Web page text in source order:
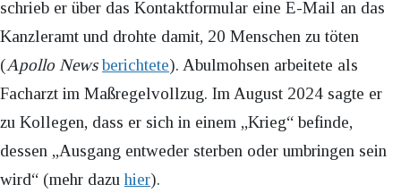
schrieb er über das Kontaktformular eine E-Mail an das
Kanzleramt und drohte damit, 20 Menschen zu töten
(Apollo News berichtete). Abulmohsen arbeitete als
Facharzt im Maßregelvollzug. Im August 2024 sagte er
zu Kollegen, dass er sich in einem „Krieg“ befinde,
dessen „Ausgang entweder sterben oder umbringen sein
wird“ (mehr dazuhier).